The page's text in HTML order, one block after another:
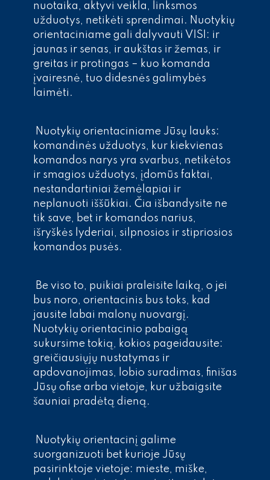
nuotaika, aktyvi veikla, linksmos
užduotys, netikėti sprendimai. Nuotykių
orientaciniame gali dalyvauti VISI: ir
jaunas ir senas, ir aukštas ir žemas, ir
greitas ir protingas – kuo komanda
įvairesnė, tuo didesnės galimybės
laimėti.
Nuotykių orientaciniame Jūsų lauks:
komandinės užduotys, kur kiekvienas
komandos narys yra svarbus, netikėtos
ir smagios užduotys, įdomūs faktai,
nestandartiniai žemėlapiai ir
neplanuoti iššūkiai. Čia išbandysite ne
tik save, bet ir komandos narius,
išryškės lyderiai, silpnosios ir stipriosios
komandos pusės.
Be viso to, puikiai praleisite laiką, o jei
bus noro, orientacinis bus toks, kad
jausite labai malonų nuovargį.
Nuotykių orientacinio pabaigą
sukursime tokią, kokios pageidausite:
greičiausiųjų nustatymas ir
apdovanojimas, lobio suradimas, finišas
Jūsų ofise arba vietoje, kur užbaigsite
šauniai pradėtą dieną.
Nuotykių orientacinį galime
suorganizuoti bet kurioje Jūsų
pasirinktoje vietoje: mieste, miške,